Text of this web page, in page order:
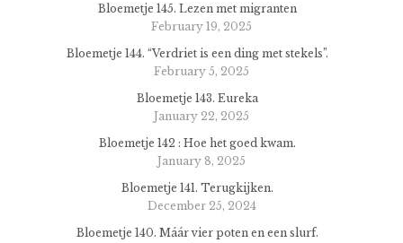
Bloemetje 145. Lezen met migranten
February 19, 2025
Bloemetje 144. “Verdriet is een ding met stekels”.
February 5, 2025
Bloemetje 143. Eureka
January 22, 2025
Bloemetje 142 : Hoe het goed kwam.
January 8, 2025
Bloemetje 141. Terugkijken.
December 25, 2024
Bloemetje 140. Máár vier poten en een slurf.